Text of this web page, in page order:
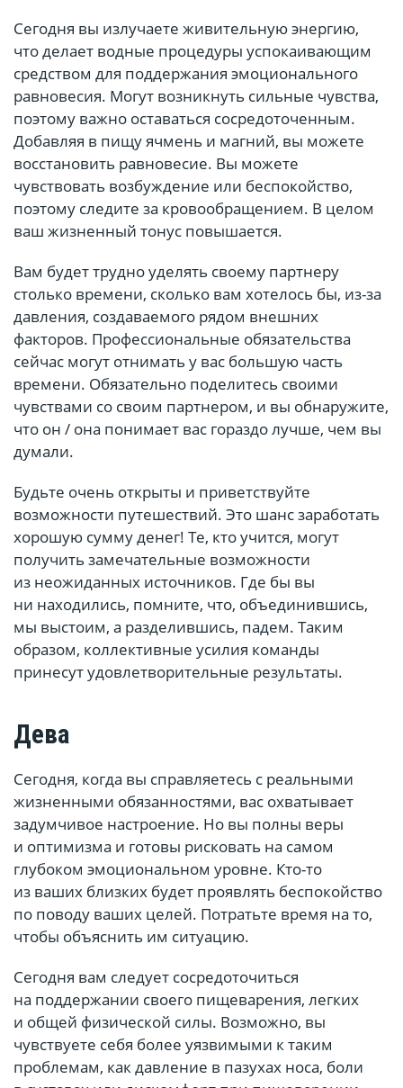
Сегодня вы излучаете живительную энергию,
что делает водные процедуры успокаивающим
средством для поддержания эмоционального
равновесия. Могут возникнуть сильные чувства,
поэтому важно оставаться сосредоточенным.
Добавляя в пищу ячмень и магний, вы можете
восстановить равновесие. Вы можете
чувствовать возбуждение или беспокойство,
поэтому следите за кровообращением. В целом
ваш жизненный тонус повышается.
Вам будет трудно уделять своему партнеру
столько времени, сколько вам хотелось бы, из-за
давления, создаваемого рядом внешних
факторов. Профессиональные обязательства
сейчас могут отнимать у вас большую часть
времени. Обязательно поделитесь своими
чувствами со своим партнером, и вы обнаружите,
что он / она понимает вас гораздо лучше, чем вы
думали.
Будьте очень открыты и приветствуйте
возможности путешествий. Это шанс заработать
хорошую сумму денег! Те, кто учится, могут
получить замечательные возможности
из неожиданных источников. Где бы вы
ни находились, помните, что, объединившись,
мы выстоим, а разделившись, падем. Таким
образом, коллективные усилия команды
принесут удовлетворительные результаты.
Дева
Сегодня, когда вы справляетесь с реальными
жизненными обязанностями, вас охватывает
задумчивое настроение. Но вы полны веры
и оптимизма и готовы рисковать на самом
глубоком эмоциональном уровне. Кто-то
из ваших близких будет проявлять беспокойство
по поводу ваших целей. Потратьте время на то,
чтобы объяснить им ситуацию.
Сегодня вам следует сосредоточиться
на поддержании своего пищеварения, легких
и общей физической силы. Возможно, вы
чувствуете себя более уязвимыми к таким
проблемам, как давление в пазухах носа, боли